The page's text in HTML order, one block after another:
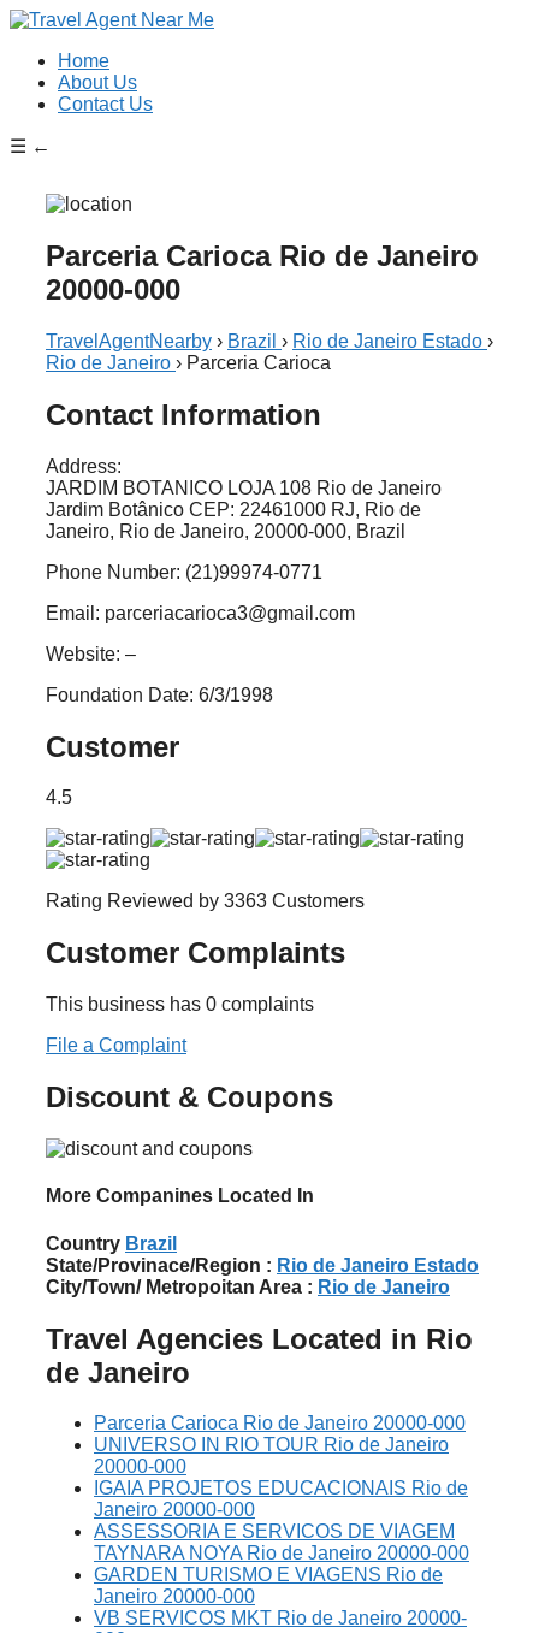
Home
About Us
Contact Us
☰ ←
Parceria Carioca Rio de Janeiro
20000-000
TravelAgentNearby › Brazil › Rio de Janeiro Estado ›
Rio de Janeiro › Parceria Carioca
Contact Information
Address:
JARDIM BOTANICO LOJA 108 Rio de Janeiro
Jardim Botânico CEP: 22461000 RJ, Rio de
Janeiro, Rio de Janeiro, 20000-000, Brazil
Phone Number: (21)99974-0771
Email: parceriacarioca3@gmail.com
Website: –
Foundation Date: 6/3/1998
Customer
4.5
Rating Reviewed by 3363 Customers
Customer Complaints
This business has 0 complaints
File a Complaint
Discount & Coupons
More Companines Located In
Country Brazil
State/Provinace/Region : Rio de Janeiro Estado
City/Town/ Metropoitan Area : Rio de Janeiro
Travel Agencies Located in Rio
de Janeiro
Parceria Carioca Rio de Janeiro 20000-000
UNIVERSO IN RIO TOUR Rio de Janeiro
20000-000
IGAIA PROJETOS EDUCACIONAIS Rio de
Janeiro 20000-000
ASSESSORIA E SERVICOS DE VIAGEM
TAYNARA NOYA Rio de Janeiro 20000-000
GARDEN TURISMO E VIAGENS Rio de
Janeiro 20000-000
VB SERVICOS MKT Rio de Janeiro 20000-